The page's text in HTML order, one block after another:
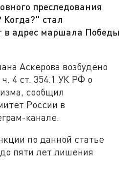
преследования
Когда?" стал
в адрес маршала Победы
Аскерова возбудено
4 ст. 354.1 УК РФ о
сообщил
России в
канале.
по данной статье
пяти лет лишения